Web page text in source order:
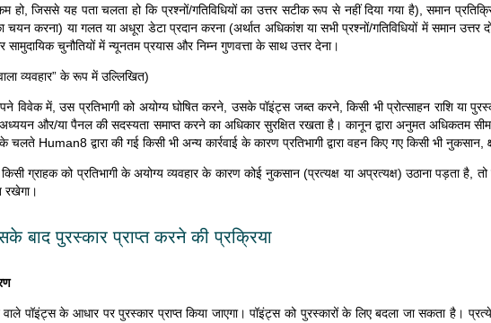
जिससे यह पता चलता हो कि प्रश्नों/गतिविधियों का उत्तर सटीक रूप से नहीं दिया गया है), समान
करना) या गलत या अधूरा डेटा प्रदान करना (अर्थात अधिकांश या सभी प्रश्नों/गतिविधियों में समान
चुनौतियों में न्यूनतम प्रयास और निम्न गुणवत्ता के साथ उत्तर देना।
व्यवहार” के रूप में उल्लिखित)
विवेक में, उस प्रतिभागी को अयोग्य घोषित करने, उसके पॉइंट्स जब्त करने, किसी भी प्रोत्साहन राशि या
और/या पैनल की सदस्यता समाप्त करने का अधिकार सुरक्षित रखता है। कानून द्वारा अनुमत अधिकतम सीमा
चलते Human8 द्वारा की गई किसी भी अन्य कार्रवाई के कारण प्रतिभागी द्वारा वहन किए गए किसी भी नुकसान,
ग्राहक को प्रतिभागी के अयोग्य व्यवहार के कारण कोई नुकसान (प्रत्यक्ष या अप्रत्यक्ष) उठाना पड़ता है,
रखेगा।
बाद पुरस्कार प्राप्त करने की प्रक्रिया
वाले पॉइंट्स के आधार पर पुरस्कार प्राप्त किया जाएगा। पॉइंट्स को पुरस्कारों के लिए बदला जा सकता